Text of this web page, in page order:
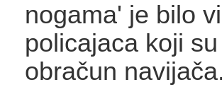
nogama' je bilo
policajaca koji
obračun